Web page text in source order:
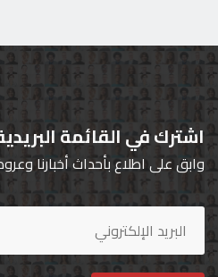
اشترك في القائمة
وابق على اطلاع بأحداث أخبارنا